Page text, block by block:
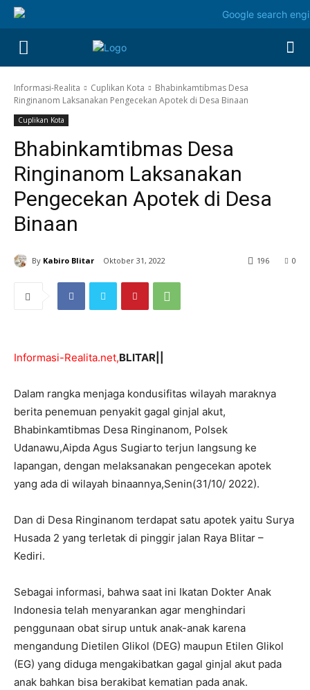
Informasi-Realita Cuplikan Kota
Bhabinkamtibmas Desa
Ringinanom Laksanakan Pengecekan Apotek di Desa Binaan
Cuplikan Kota
Bhabinkamtibmas Desa
Ringinanom Laksanakan
Pengecekan Apotek di Desa
Binaan
By Kabiro Blitar Oktober 31, 2022 0
196
Informasi-Realita.net,BLITAR||
Dalam rangka menjaga kondusifitas wilayah maraknya
berita penemuan penyakit gagal ginjal akut,
Bhabinkamtibmas Desa Ringinanom, Polsek
Udanawu,Aipda Agus Sugiarto terjun langsung ke
lapangan, dengan melaksanakan pengecekan apotek
yang ada di wilayah binaannya,Senin(31/10/ 2022).
Dan di Desa Ringinanom terdapat satu apotek yaitu Surya
Husada 2 yang terletak di pinggir jalan Raya Blitar –
Kediri.
Sebagai informasi, bahwa saat ini Ikatan Dokter Anak
Indonesia telah menyarankan agar menghindari
penggunaan obat sirup untuk anak-anak karena
mengandung Dietilen Glikol (DEG) maupun Etilen Glikol
(EG) yang diduga mengakibatkan gagal ginjal akut pada
anak bahkan bisa berakibat kematian pada anak.